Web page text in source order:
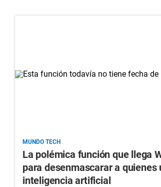
MUNDO TECH
La polémica función que llega
para desenmascarar a quienes
inteligencia artificial